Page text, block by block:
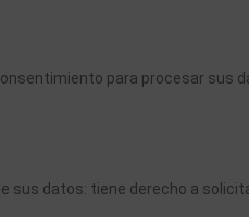
para procesar sus
sus datos: tiene derecho a